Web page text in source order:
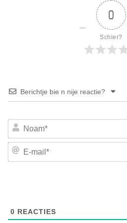
0
Schier?
Berichtje bie n nije reactie?
0 REACTIES